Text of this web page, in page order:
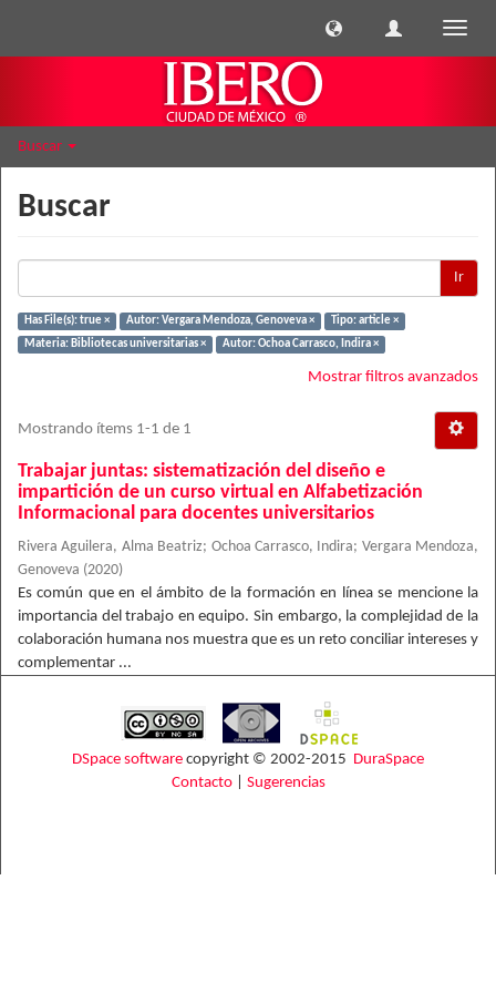
Buscar
Buscar
Ir
Has File(s): true × Autor: Vergara Mendoza, Genoveva ×
Tipo: article ×
Materia: Bibliotecas universitarias ×
Autor: Ochoa Carrasco, Indira ×
Mostrar filtros avanzados
Mostrando ítems 1-1 de 1
Trabajar juntas: sistematización del diseño e
impartición de un curso virtual en Alfabetización
Informacional para docentes universitarios
Rivera Aguilera, Alma Beatriz; Ochoa Carrasco, Indira; Vergara Mendoza,
Genoveva (2020)
Es común que en el ámbito de la formación en línea se mencione la
importancia del trabajo en equipo. Sin embargo, la complejidad de la
colaboración humana nos muestra que es un reto conciliar intereses y
complementar ...
DSpace software copyright © 2002-2015 DuraSpace
Contacto| Sugerencias